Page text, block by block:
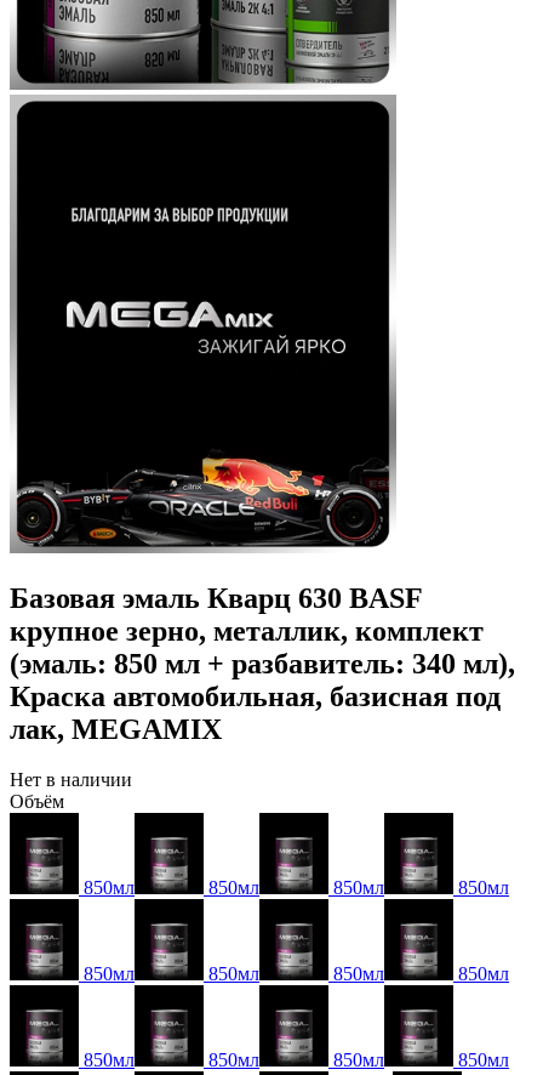
Базовая эмаль Кварц 630 BASF
крупное зерно, металлик, комплект
(эмаль: 850 мл + разбавитель: 340 мл),
Краска автомобильная, базисная под
лак, MEGAMIX
Нет в наличии
Объём
850мл 850мл 850мл 850мл
850мл 850мл 850мл 850мл
850мл 850мл 850мл 850мл